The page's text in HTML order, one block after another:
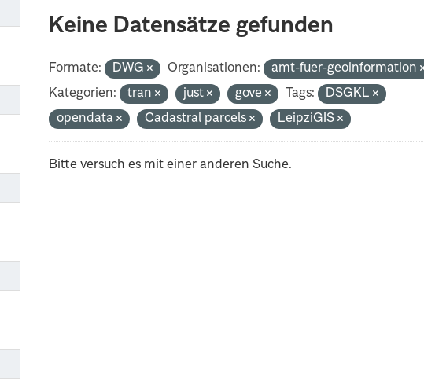
Keine Datensätze gefunden
Formate: DWG Organisationen:
amt-fuer-geoinformation
Kategorien:
tran just gove Tags:
DSGKL
opendata
Cadastral parcels LeipziGIS
Bitte versuch es mit einer anderen Suche.